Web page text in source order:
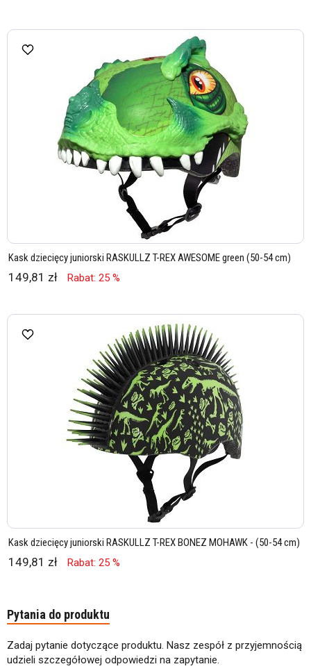
Kask dziecięcy juniorski RASKULLZ T-REX AWESOME green (50-54 cm)
149,81 zł Rabat: 25 %
Kask dziecięcy juniorski RASKULLZ T-REX BONEZ MOHAWK - (50-54 cm)
149,81 zł Rabat: 25 %
Pytania do produktu
Zadaj pytanie dotyczące produktu. Nasz zespół z przyjemnością
udzieli szczegółowej odpowiedzi na zapytanie.